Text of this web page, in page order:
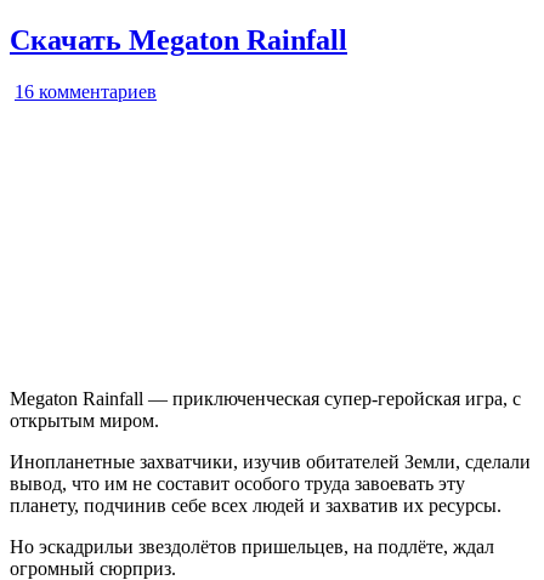
Скачать Megaton Rainfall
16 комментариев
Megaton Rainfall — приключенческая супер-геройская игра, с
открытым миром.
Инопланетные захватчики, изучив обитателей Земли, сделали
вывод, что им не составит особого труда завоевать эту
планету, подчинив себе всех людей и захватив их ресурсы.
Но эскадрильи звездолётов пришельцев, на подлёте, ждал
огромный сюрприз.